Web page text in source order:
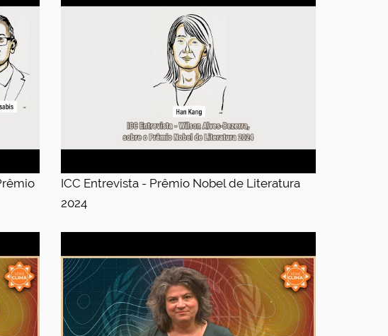
ICC Entrevista - Prêmio Nobel de Literatura
2024